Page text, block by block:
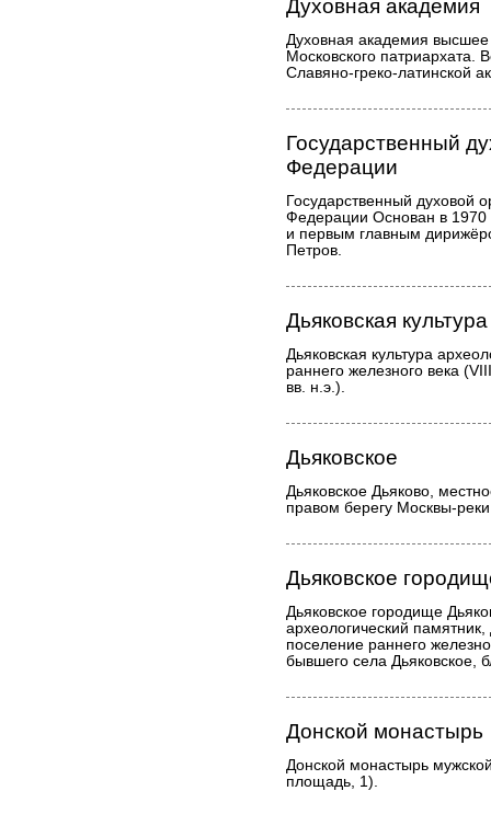
Духовная академия
Духовная академия
Московского патриархата.
Славяно-греко-латинской
Государственный
Федерации
Государственный духовой
Федерации Основан в 1970
и первым главным
Петров.
Дьяковская культура
Дьяковская культура
раннего железного века
вв. н.э.).
Дьяковское
Дьяковское Дьяково,
правом берегу Москвы-
Дьяковское
Дьяковское городище
археологический
поселение раннего
бывшего села Дьяковское,
Донской монастырь
Донской монастырь
площадь, 1).